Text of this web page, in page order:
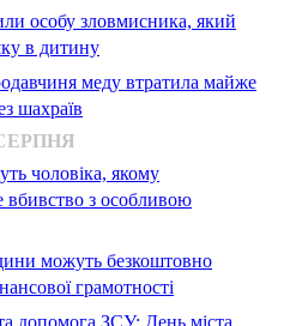
особу зловмисника, який
в дитину
меду втратила майже
шахраїв
чоловіка, якому
вбивство з особливою
можуть безкоштовно
грамотності